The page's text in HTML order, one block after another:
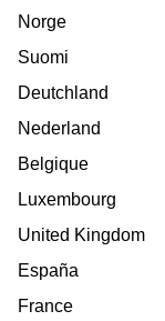
Norge
Suomi
Deutchland
Nederland
Belgique
Luxembourg
United Kingdom
España
France